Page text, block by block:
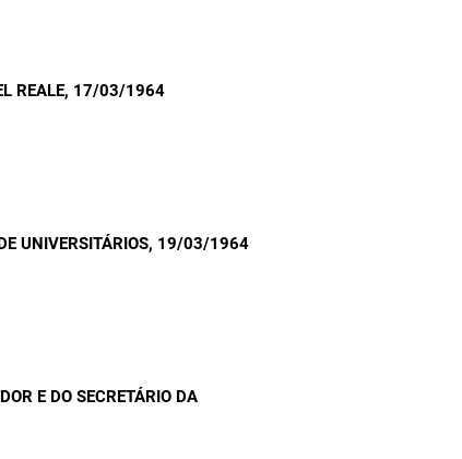
REALE, 17/03/1964
UNIVERSITÁRIOS, 19/03/1964
E DO SECRETÁRIO DA